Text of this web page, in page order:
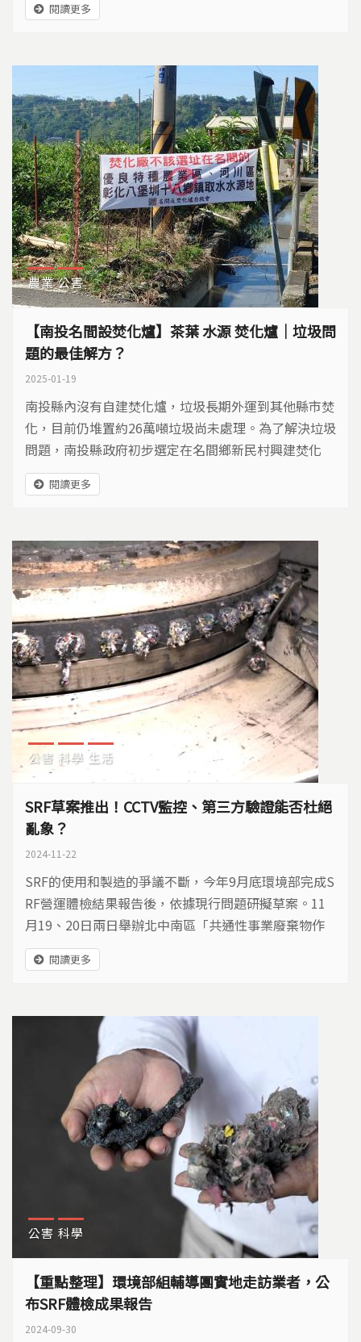
閱讀更多
農業 公害
【南投名間設焚化爐】茶葉 水源 焚化爐｜垃圾問
題的最佳解方？
2025-01-19
南投縣內沒有自建焚化爐，垃圾長期外運到其他縣市焚
化，目前仍堆置約26萬噸垃圾尚未處理。為了解決垃圾
問題，南投縣政府初步選定在名間鄉新民村興建焚化
爐，當地居民擔憂會影響茶業與農田，組成自救會強烈
表達反對。
閱讀更多
公害 科學 生活
SRF草案推出！CCTV監控、第三方驗證能否杜絕
亂象？
2024-11-22
SRF的使用和製造的爭議不斷，今年9月底環境部完成S
RF營運體檢結果報告後，依據現行問題研擬草案。11
月19、20日兩日舉辦北中南區「共通性事業廢棄物作
為固體再生燃料原料再利用管理辦法」草案(SRF草案)
的研商會議，徵詢民間意見，預計年底立法完成。
閱讀更多
公害 科學
【重點整理】環境部組輔導團實地走訪業者，公
布SRF體檢成果報告
2024-09-30